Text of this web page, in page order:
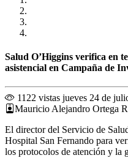
Salud O’Higgins verifica en
asistencial en Campaña de
1122 vistas jueves 24 de
Mauricio Alejandro Ortega
El director del Servicio de
Hospital San Fernando para
los protocolos de atención y la